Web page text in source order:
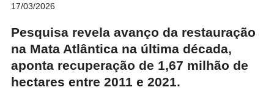
17/03/2026
Pesquisa revela avanço da restauração
na Mata Atlântica na última década,
aponta recuperação de 1,67 milhão de
hectares entre 2011 e 2021.